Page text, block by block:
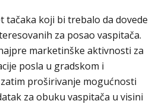
tačaka koji bi trebalo da dovede
za posao vaspitača.
marketinške aktivnosti za
posla u gradskom i
proširivanje mogućnosti
za obuku vaspitača u visini